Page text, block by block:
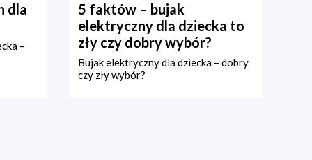
dla
–
5 faktów – bujak
elektryczny dla dziecka to
zły czy dobry wybór?
Bujak elektryczny dla dziecka – dobry
czy zły wybór?